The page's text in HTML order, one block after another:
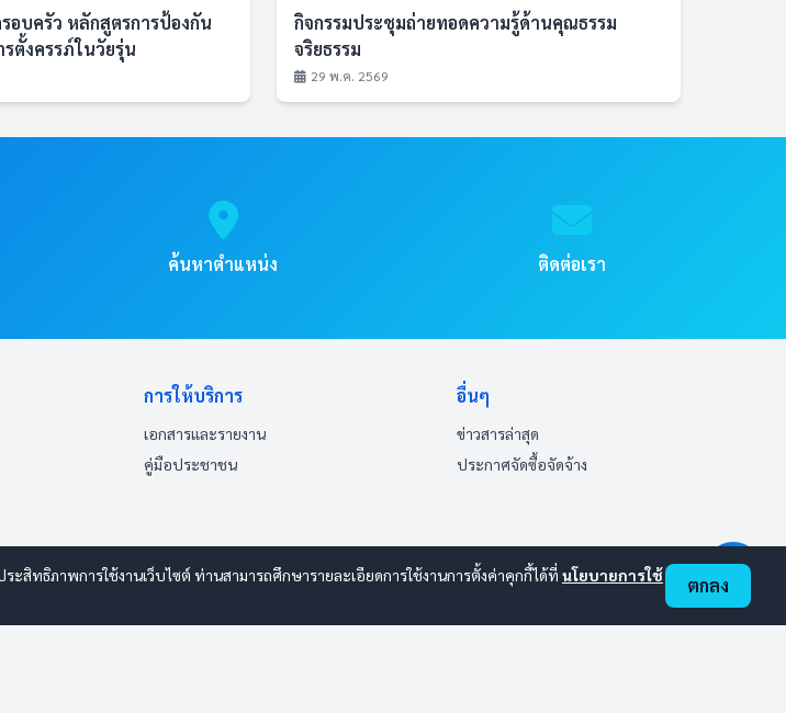
รอบครัว หลักสูตรการป้องกัน
ตั้งครรภ์ในวัยรุ่น
กิจกรรมประชุมถ่ายทอดความรู้ด้านคุณธรรม
จริยธรรม
29 พ.ค. 2569
ค้นหาตำแหน่ง ติดต่อเรา
การให้บริการ
เอกสารและรายงาน
คู่มือประชาชน
อื่นๆ
ข่าวสารล่าสุด
ประกาศจัดซื้อจัดจ้าง
ทธิภาพการใช้งานเว็บไซต์ ท่านสามารถศึกษารายละเอียดการใช้งานการตั้งค่าคุกกี้ได้ที่ นโยบายการใช้
ตกลง